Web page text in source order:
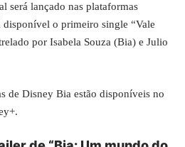
será lançado nas plataformas
disponível o primeiro single “Vale
por Isabela Souza (Bia) e Julio
de Disney Bia estão disponíveis no